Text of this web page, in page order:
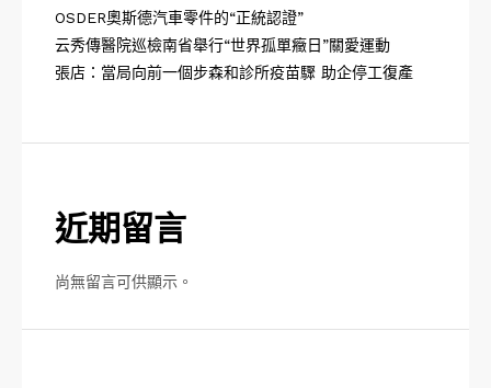
OSDER奧斯德汽車零件的“正統認證”
云秀傳醫院巡檢南省舉行“世界孤單癥日”關愛運動
張店：當局向前一個步森和診所疫苗驟 助企停工復產
近期留言
尚無留言可供顯示。